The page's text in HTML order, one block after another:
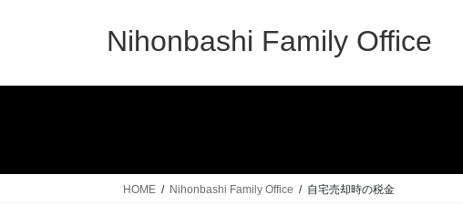
Nihonbashi Family Office
HOME Nihonbashi Family Office 自宅売却時の税金